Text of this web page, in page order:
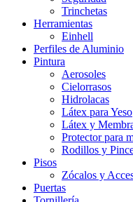
Trinchetas
Herramientas
Einhell
Perfiles de Aluminio
Pintura
Aerosoles
Cielorrasos
Hidrolacas
Látex para Yeso
Látex y
Protector para
Rodillos y
Pisos
Zócalos y
Puertas